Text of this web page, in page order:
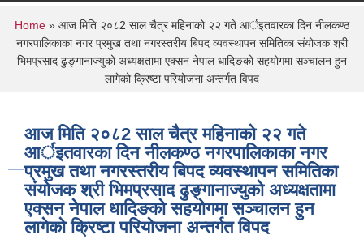
You are here
Home » आज मिति २०८2 साल चैत्र महिनाको २२ गते आर्इतवारका दिन नीलकण्ठ
नगरपालिकाका नगर प्रमुख तथा नगरस्तरीय बिपद व्यवस्थापन समितिका संयोजक श्री
भिमप्रसाद ढुङ्गानाज्युको अध्यक्षतामा एक्सन नेपाल धादिङको सहयोगमा सञ्चालन हुन
लागेको क्रिष्टा परियोजना अन्तर्गत विपद
आज मिति २०८2 साल चैत्र महिनाको २२ गते
आर्इतवारका दिन नीलकण्ठ नगरपालिकाका नगर
प्रमुख तथा नगरस्तरीय बिपद व्यवस्थापन समितिका
संयोजक श्री भिमप्रसाद ढुङ्गानाज्युको अध्यक्षतामा
एक्सन नेपाल धादिङको सहयोगमा सञ्चालन हुन
लागेको क्रिष्टा परियोजना अन्तर्गत विपद